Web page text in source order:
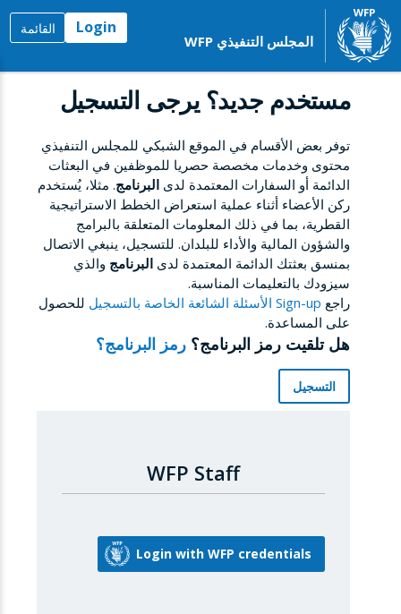
المجلس التنفيذي WFP
Login القائمة
مستخدم جديد؟ يرجى التسجيل
توفر بعض الأقسام في الموقع الشبكي للمجلس التنفيذي
محتوى وخدمات مخصصة حصريا للموظفين في البعثات
الدائمة أو السفارات المعتمدة لدى البرنامج. مثلا، يُستخدم
ركن الأعضاء أثناء عملية استعراض الخطط الاستراتيجية
القطرية، بما في ذلك المعلومات المتعلقة بالبرامج
والشؤون المالية والأداء للبلدان. للتسجيل، ينبغي الاتصال
بمنسق بعثتك الدائمة المعتمدة لدى البرنامج والذي
سيزودك بالتعليمات المناسبة.
راجع Sign-up الأسئلة الشائعة الخاصة بالتسجيل
للحصول
على المساعدة.
هل تلقيت رمز البرنامج؟ رمز البرنامج؟
التسجيل
WFP Staff